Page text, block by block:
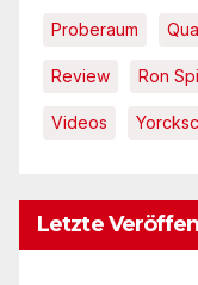
Proberaum
Review Ron
Videos
Letzte